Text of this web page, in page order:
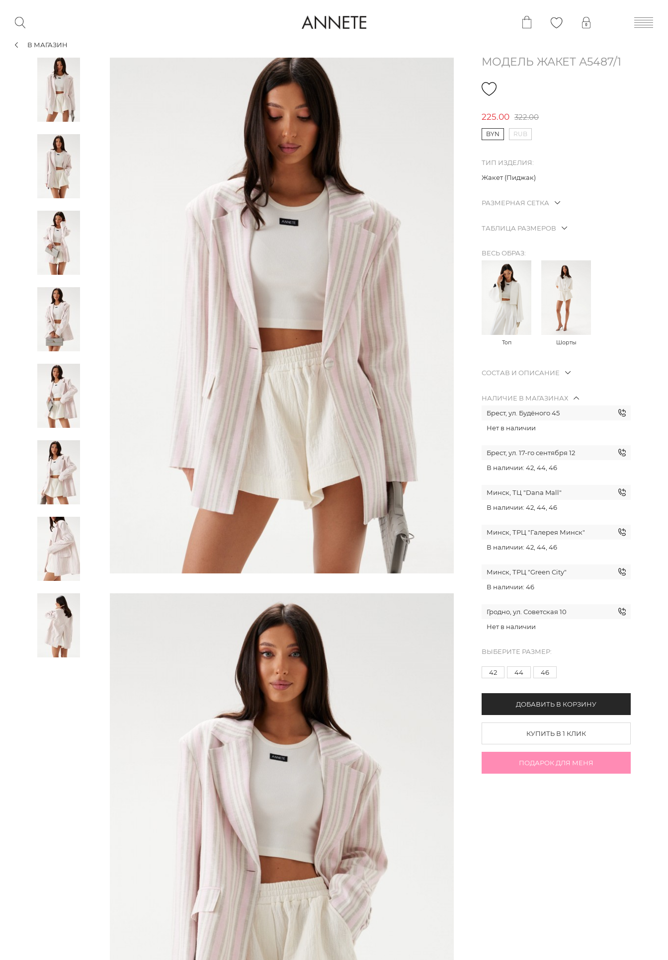
В МАГАЗИН
МОДЕЛЬ ЖАКЕТ А5487/1
225.00 322.00
BYN RUB
ТИП ИЗДЕЛИЯ:
Жакет (Пиджак)
РАЗМЕРНАЯ СЕТКА
ТАБЛИЦА РАЗМЕРОВ
ВЕСЬ ОБРАЗ:
Топ Шорты
СОСТАВ И ОПИСАНИЕ
НАЛИЧИЕ В МАГАЗИНАХ
Брест, ул. Будёного 45
Нет в наличии
Брест, ул. 17-го сентября 12
В наличии: 42, 44, 46
Минск, ТЦ "Dana Mall"
В наличии: 42, 44, 46
Минск, ТРЦ "Галерея Минск"
В наличии: 42, 44, 46
Минск, ТРЦ "Green City"
В наличии: 46
Гродно, ул. Советская 10
Нет в наличии
ВЫБЕРИТЕ РАЗМЕР:
42 44 46
ДОБАВИТЬ В КОРЗИНУ
КУПИТЬ В 1 КЛИК
ПОДАРОК ДЛЯ МЕНЯ